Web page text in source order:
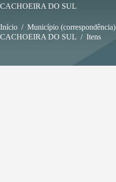
CACHOEIRA DO SUL
Início / Município (correspondência)
CACHOEIRA DO SUL / Itens